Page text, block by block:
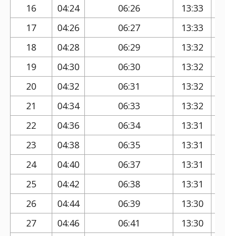
16 04:24 06:26 13:33
17
04:26 06:27 13:33
18
04:28 06:29 13:32
19
04:30 06:30 13:32
20
04:32 06:31 13:32
21
04:34 06:33 13:32
22
04:36 06:34 13:31
23
04:38 06:35 13:31
24
04:40 06:37 13:31
25
04:42 06:38 13:31
26
04:44 06:39 13:30
27
04:46 06:41 13:30